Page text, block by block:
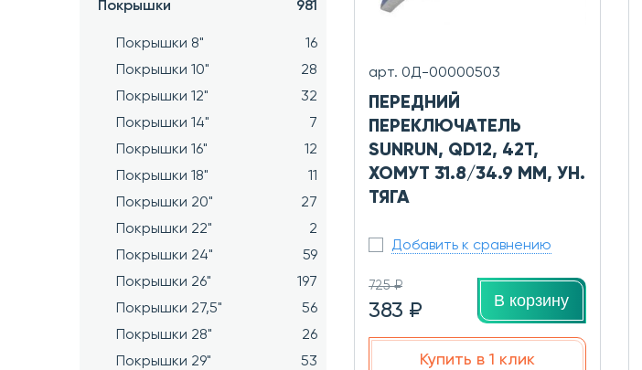
Покрышки 981
Покрышки 8"
16
Покрышки 10"
28
Покрышки 12"
32
Покрышки 14"
7
Покрышки 16"
12
Покрышки 18"
11
Покрышки 20"
27
Покрышки 22"
2
Покрышки 24"
59
Покрышки 26"
197
Покрышки 27,5"
56
Покрышки 28"
26
Покрышки 29"
53
арт. 0Д-00000503
ПЕРЕДНИЙ
ПЕРЕКЛЮЧАТЕЛЬ
SUNRUN, QD12, 42T,
ХОМУТ 31.8/34.9 ММ, УН.
ТЯГА
Добавить к сравнению
725 ₽
383 ₽ В корзину
Купить в 1 клик